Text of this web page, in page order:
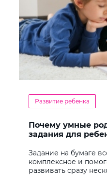
Развитие ребенка
Почему умные
задания для
Задание на бумаге
комплексное и
развивать сразу